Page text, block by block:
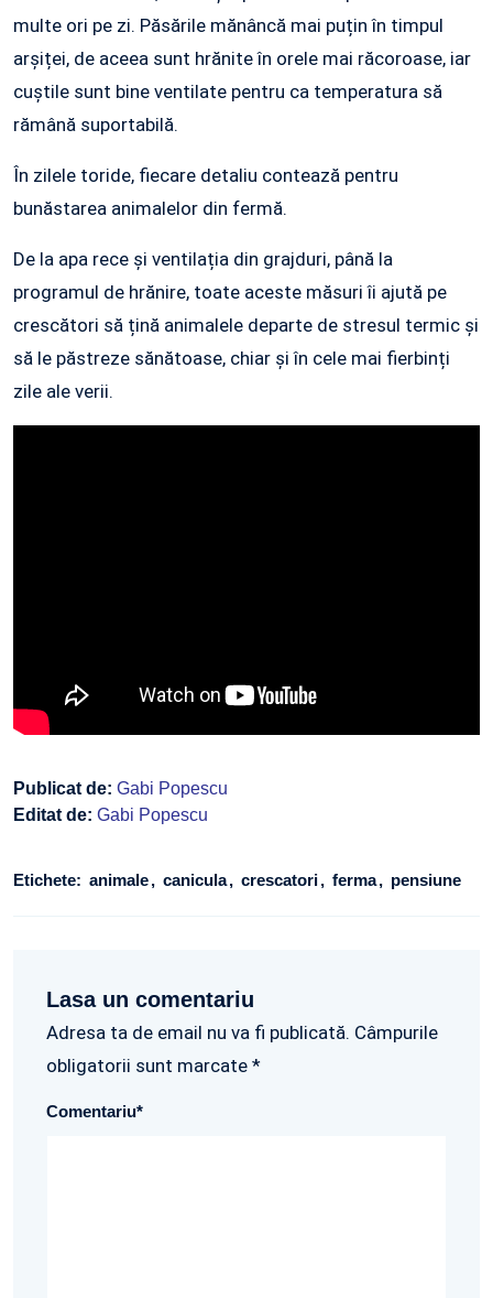
multe ori pe zi. Păsările mănâncă mai puțin în timpul
arșiței, de aceea sunt hrănite în orele mai răcoroase, iar
cuștile sunt bine ventilate pentru ca temperatura să
rămână suportabilă.
În zilele toride, fiecare detaliu contează pentru
bunăstarea animalelor din fermă.
De la apa rece și ventilația din grajduri, până la
programul de hrănire, toate aceste măsuri îi ajută pe
crescători să țină animalele departe de stresul termic și
să le păstreze sănătoase, chiar și în cele mai fierbinți
zile ale verii.
Publicat de: Gabi Popescu
Editat de: Gabi Popescu
Etichete: animale canicula crescatori ferma pensiune
Lasa un comentariu
Adresa ta de email nu va fi publicată. Câmpurile
obligatorii sunt marcate *
Comentariu*